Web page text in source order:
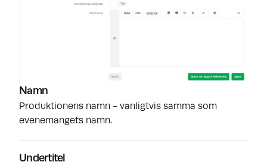
Namn
Produktionens namn - vanligtvis samma som
evenemangets namn.
Undertitel